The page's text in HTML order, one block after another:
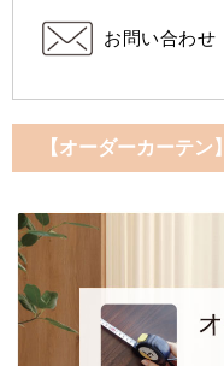
お問い合わせ
【オーダーカーテン】